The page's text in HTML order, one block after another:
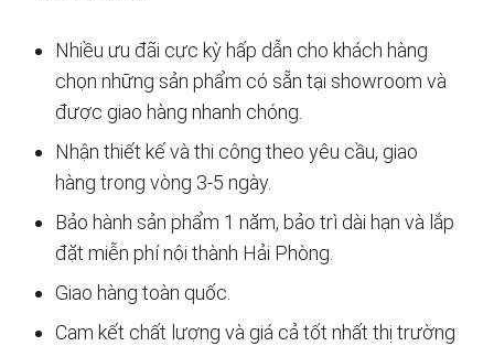
Nhiều ưu đãi cực kỳ hấp dẫn cho khách hàng
chọn những sản phẩm có sẵn tại showroom và
được giao hàng nhanh chóng.
Nhận thiết kế và thi công theo yêu cầu, giao
hàng trong vòng 3-5 ngày.
Bảo hành sản phẩm 1 năm, bảo trì dài hạn và lắp
đặt miễn phí nội thành Hải Phòng.
Giao hàng toàn quốc.
Cam kết chất lượng và giá cả tốt nhất thị trường